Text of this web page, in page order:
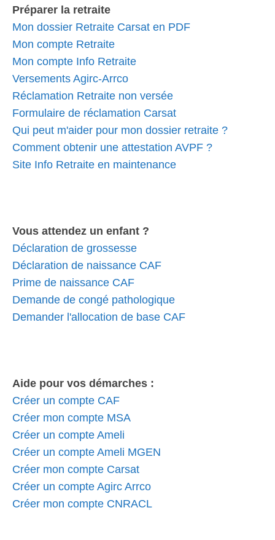
Préparer la retraite
Mon dossier Retraite Carsat en PDF
Mon compte Retraite
Mon compte Info Retraite
Versements Agirc-Arrco
Réclamation Retraite non versée
Formulaire de réclamation Carsat
Qui peut m'aider pour mon dossier retraite ?
Comment obtenir une attestation AVPF ?
Site Info Retraite en maintenance
Vous attendez un enfant ?
Déclaration de grossesse
Déclaration de naissance CAF
Prime de naissance CAF
Demande de congé pathologique
Demander l'allocation de base CAF
Aide pour vos démarches :
Créer un compte CAF
Créer mon compte MSA
Créer un compte Ameli
Créer un compte Ameli MGEN
Créer mon compte Carsat
Créer un compte Agirc Arrco
Créer mon compte CNRACL